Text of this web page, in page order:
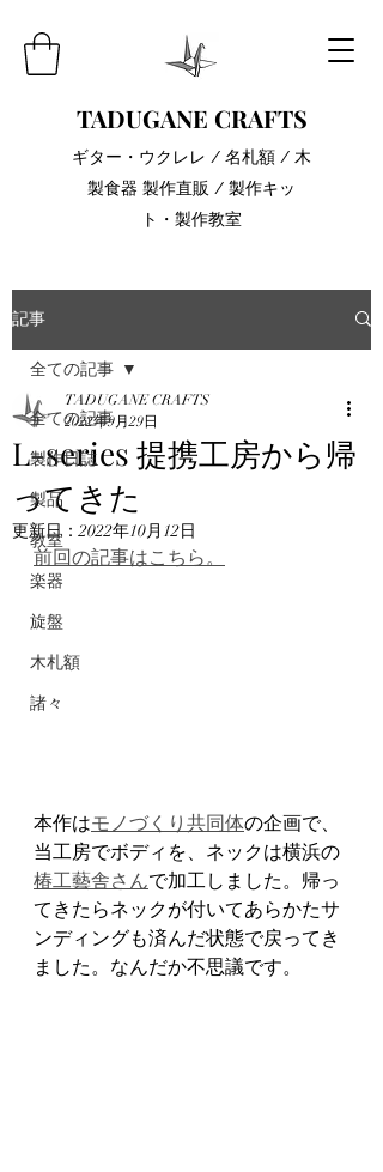
TADUGANE CRAFTS
​ギター・ウクレレ / 名札額 / 木
製食器 製作直販 / 製作キッ
ト・製作教室
記事
全ての記事
製作日誌
製品
教室
楽器
旋盤
木札額
諸々
全ての記事
L-series 提携工房から帰
ってきた
TADUGANE CRAFTS
2022年9月29日
更新日：2022年10月12日
前回の記事はこちら。
本作はモノづくり共同体の企画で、
当工房でボディを、ネックは横浜の
椿工藝舎さんで加工しました。帰っ
てきたらネックが付いてあらかたサ
ンディングも済んだ状態で戻ってき
ました。なんだか不思議です。